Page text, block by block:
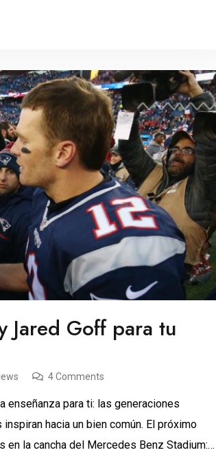
Jared Goff para tu
4 Comments
enseñanza para ti: las generaciones
hacia un bien común. El próximo
la cancha del Mercedes Benz Stadium: